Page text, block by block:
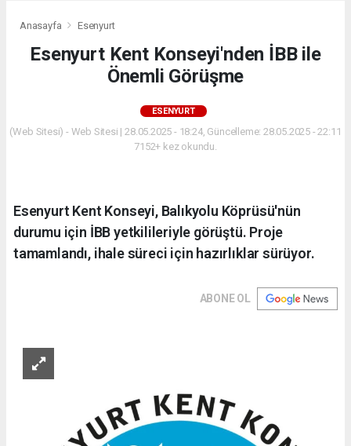
Anasayfa Esenyurt
Esenyurt Kent Konseyi'nden İBB ile
Önemli Görüşme
ESENYURT
(Web Sitesi) - Web Sitesi | 28.05.2025 - 18:24, Güncelleme: 28.05.2025 - 22:11
7152+ kez okundu.
Esenyurt Kent Konseyi, Balıkyolu Köprüsü'nün
durumu için İBB yetkilileriyle görüştü. Proje
tamamlandı, ihale süreci için hazırlıklar sürüyor.
ABONE OL